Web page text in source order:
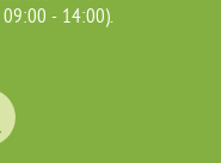
- 14:00).